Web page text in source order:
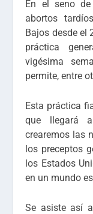
En el seno
abortos
Bajos desde el
práctica
vigésima
permite, entre
Esta práctica
que llegará
crearemos las
los preceptos
los Estados
en un mundo
Se asiste así